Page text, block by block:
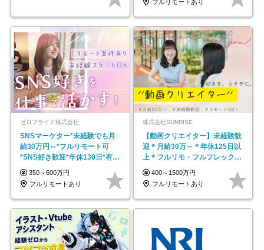
フルリモートあり
ゼロプライド株式会社
SNSマーケター*未経験でも月
給30万円～*フルリモート可
*SNS好き歓迎*年休130日*有休
取得率100%
350～600万円
フルリモートあり
株式会社SUNRISE
【動画クリエイター】未経験歓
迎＊月給30万～＊年休125日以
上＊フルリモ・フルフレックス
◆10名の採用が決定◆
400～1500万円
フルリモートあり